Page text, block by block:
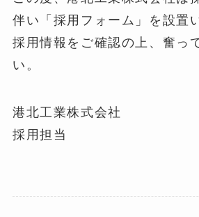
伴い「採用フォーム」を設置
採用情報をご確認の上、奮っ
い。
港北工業株式会社
採用担当